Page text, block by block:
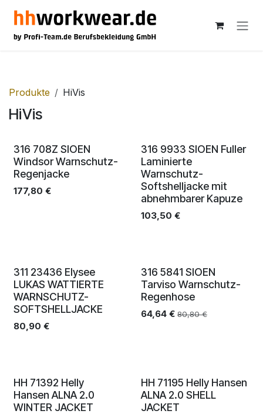
Produkte HiVis
HiVis
316 708Z SIOEN
Windsor Warnschutz-
Regenjacke
177,80 €
316 9933 SIOEN Fuller
Laminierte
Warnschutz-
Softshelljacke mit
abnehmbarer Kapuze
103,50 €
Neu!
311 23436 Elysee
LUKAS WATTIERTE
WARNSCHUTZ-
SOFTSHELLJACKE
80,90 €
Ausverkauf
316 5841 SIOEN
Tarviso Warnschutz-
Regenhose
64,64€ 80,80€
HH 71392 Helly
Hansen ALNA 2.0
WINTER JACKET
HH 71195 Helly Hansen
ALNA 2.0 SHELL
JACKET